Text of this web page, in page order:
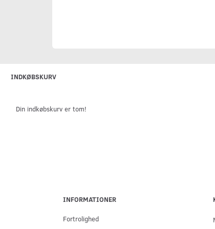
INDKØBSKURV
Din indkøbskurv er tom!
INFORMATIONER
Fortrolighed